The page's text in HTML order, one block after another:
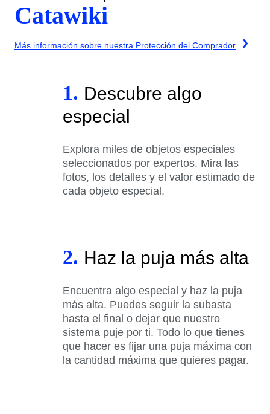
Catawiki
Más información sobre nuestra Protección del Comprador
1. Descubre algo
especial
Explora miles de objetos especiales
seleccionados por expertos. Mira las
fotos, los detalles y el valor estimado de
cada objeto especial.
2. Haz la puja más alta
Encuentra algo especial y haz la puja
más alta. Puedes seguir la subasta
hasta el final o dejar que nuestro
sistema puje por ti. Todo lo que tienes
que hacer es fijar una puja máxima con
la cantidad máxima que quieres pagar.